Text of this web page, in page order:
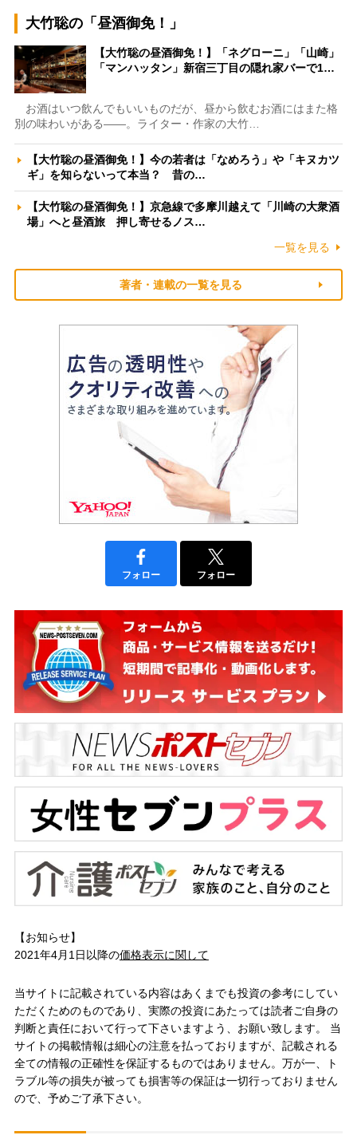
大竹聡の「昼酒御免！」
【大竹聡の昼酒御免！】「ネグローニ」「山崎」
「マンハッタン」新宿三丁目の隠れ家バーで1…
お酒はいつ飲んでもいいものだが、昼から飲むお酒にはまた格
別の味わいがある――。ライター・作家の大竹…
【大竹聡の昼酒御免！】今の若者は「なめろう」や「キヌカツ
ギ」を知らないって本当？ 昔の…
【大竹聡の昼酒御免！】京急線で多摩川越えて「川崎の大衆酒
場」へと昼酒旅 押し寄せるノス…
一覧を見る
著者・連載の一覧を見る
フォロー フォロー
【お知らせ】
2021年4月1日以降の価格表示に関して
当サイトに記載されている内容はあくまでも投資の参考にしてい
ただくためのものであり、実際の投資にあたっては読者ご自身の
判断と責任において行って下さいますよう、お願い致します。 当
サイトの掲載情報は細心の注意を払っておりますが、記載される
全ての情報の正確性を保証するものではありません。万が一、ト
ラブル等の損失が被っても損害等の保証は一切行っておりません
ので、予めご了承下さい。